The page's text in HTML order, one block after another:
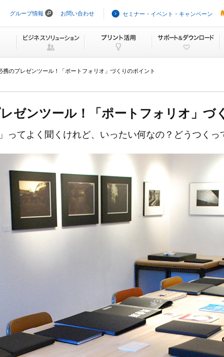
ビ
ョ
を
キ
プ
グループ情報 お問い合わせ セミナー・イベント・キャンペーン
携のプレゼンツール！「ポートフォリオ」づくりのポイント
ゼンツール！ 「ポートフォリオ」づ
ってよく聞くけれど、 いったい何なの？どうつくっ